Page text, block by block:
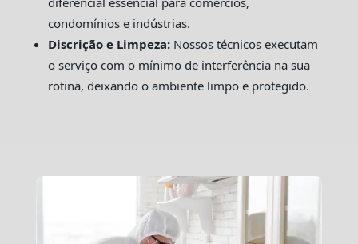
condomínios e indústrias.
Discrição e Limpeza:Nossos técnicos executam
o serviço com o mínimo de interferência na sua
rotina, deixando o ambiente limpo e protegido.